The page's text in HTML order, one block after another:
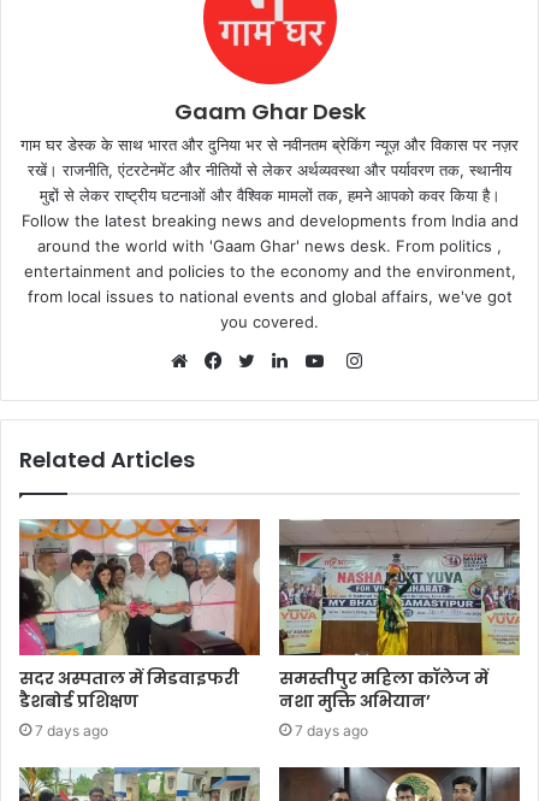
Gaam Ghar Desk
गाम घर डेस्क के साथ भारत और दुनिया भर से नवीनतम ब्रेकिंग न्यूज़ और विकास पर नज़र
रखें। राजनीति, एंटरटेनमेंट और नीतियों से लेकर अर्थव्यवस्था और पर्यावरण तक, स्थानीय
मुद्दों से लेकर राष्ट्रीय घटनाओं और वैश्विक मामलों तक, हमने आपको कवर किया है।
Follow the latest breaking news and developments from India and
around the world with 'Gaam Ghar' news desk. From politics ,
entertainment and policies to the economy and the environment,
from local issues to national events and global affairs, we've got
you covered.
Instagram
Related Articles
सदर अस्पताल में मिडवाइफरी
डैशबोर्ड प्रशिक्षण
7 days ago
समस्तीपुर महिला कॉलेज में
नशा मुक्ति अभियान’
7 days ago